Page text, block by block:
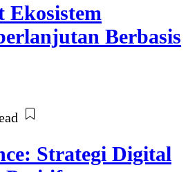
Berbasis
Strategi Digital